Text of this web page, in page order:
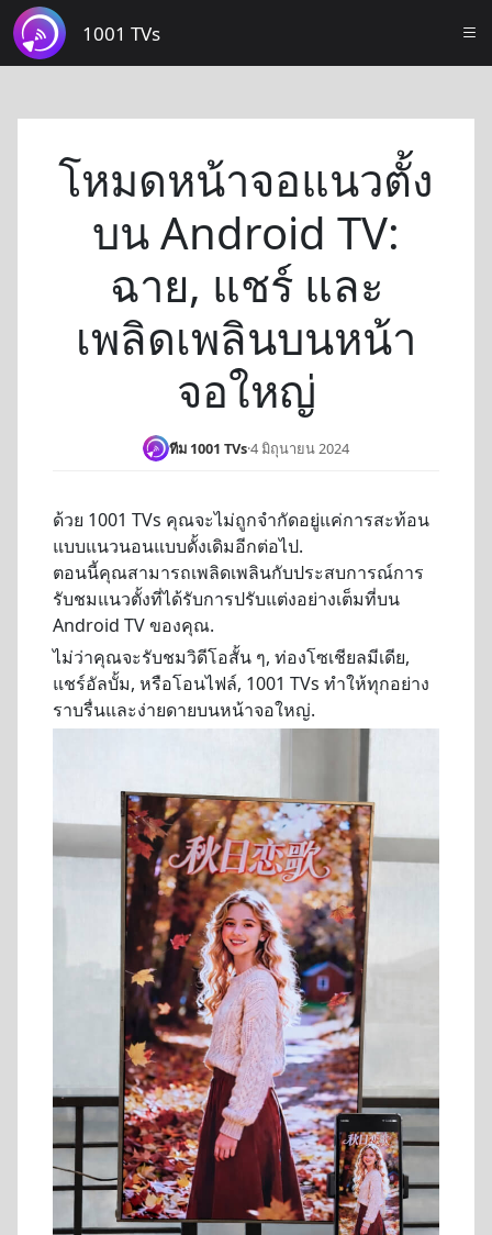
1001 TVs
โหมดหน้าจอแนวตั้ง
บน Android TV:
ฉาย, แชร์ และ
เพลิดเพลินบนหน้า
จอใหญ่
ทีม 1001 TVs·4 มิถุนายน 2024
ด้วย 1001 TVs คุณจะไม่ถูกจำกัดอยู่แค่การสะท้อน
แบบแนวนอนแบบดั้งเดิมอีกต่อไป.
ตอนนี้คุณสามารถเพลิดเพลินกับประสบการณ์การ
รับชมแนวตั้งที่ได้รับการปรับแต่งอย่างเต็มที่บน
Android TV ของคุณ.
ไม่ว่าคุณจะรับชมวิดีโอสั้น ๆ, ท่องโซเชียลมีเดีย,
แชร์อัลบั้ม, หรือโอนไฟล์, 1001 TVs ทำให้ทุกอย่าง
ราบรื่นและง่ายดายบนหน้าจอใหญ่.